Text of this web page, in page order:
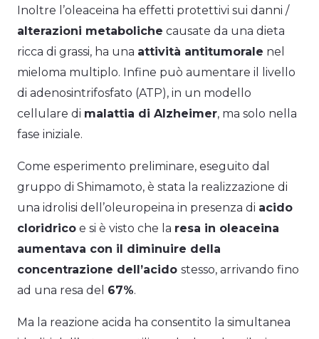
Inoltre l’oleaceina ha effetti protettivi sui danni /
alterazioni metaboliche causate da una dieta
ricca di grassi, ha una attività antitumorale nel
mieloma multiplo. Infine può aumentare il livello
di adenosintrifosfato (ATP), in un modello
cellulare di malattia di Alzheimer, ma solo nella
fase iniziale.
Come esperimento preliminare, eseguito dal
gruppo di Shimamoto, è stata la realizzazione di
una idrolisi dell’oleuropeina in presenza di acido
cloridrico e si è visto che la resa in oleaceina
aumentava con il diminuire della
concentrazione dell’acido stesso, arrivando fino
ad una resa del 67%.
Ma la reazione acida ha consentito la simultanea